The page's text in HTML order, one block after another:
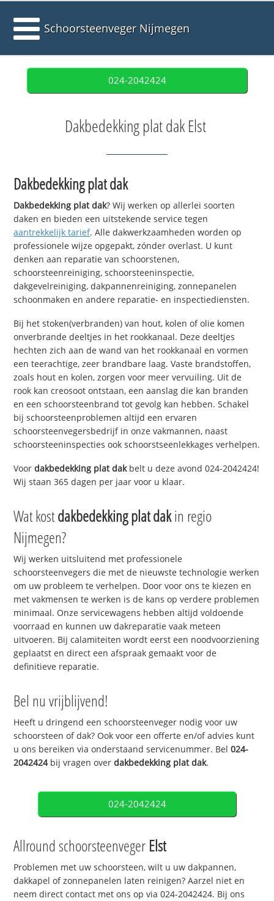
Schoorsteenveger Nijmegen
024-2042424
Dakbedekking plat dak Elst
Dakbedekking plat dak
Dakbedekking plat dak? Wij werken op allerlei soorten
daken en bieden een uitstekende service tegen
aantrekkelijk tarief. Alle dakwerkzaamheden worden op
professionele wijze opgepakt, zónder overlast. U kunt
denken aan reparatie van schoorstenen,
schoorsteenreiniging, schoorsteeninspectie,
dakgevelreiniging, dakpannenreiniging, zonnepanelen
schoonmaken en andere reparatie- en inspectiediensten.
Bij het stoken(verbranden) van hout, kolen of olie komen
onverbrande deeltjes in het rookkanaal. Deze deeltjes
hechten zich aan de wand van het rookkanaal en vormen
een teerachtige, zeer brandbare laag. Vaste brandstoffen,
zoals hout en kolen, zorgen voor meer vervuiling. Uit de
rook kan creosoot ontstaan, een aanslag die kan branden
en een schoorsteenbrand tot gevolg kan hebben. Schakel
bij schoorsteenproblemen altijd een ervaren
schoorsteenvegersbedrijf in onze vakmannen, naast
schoorsteeninspecties ook schoorstseenlekkages verhelpen.
Voordakbedekking plat dakbelt u deze avond 024-2042424!
Wij staan 365 dagen per jaar voor u klaar.
Wat kostdakbedekking plat dakin regio
Nijmegen?
Wij werken uitsluitend met professionele
schoorsteenvegers die met de nieuwste technologie werken
om uw probleem te verhelpen. Door voor ons te kiezen en
met vakmensen te werken is de kans op verdere problemen
minimaal. Onze servicewagens hebben altijd voldoende
voorraad en kunnen uw dakreparatie vaak meteen
uitvoeren. Bij calamiteiten wordt eerst een noodvoorziening
geplaatst en direct een afspraak gemaakt voor de
definitieve reparatie.
Bel nu vrijblijvend!
Heeft u dringend een schoorsteenveger nodig voor uw
schoorsteen of dak? Ook voor een offerte en/of advies kunt
u ons bereiken via onderstaand servicenummer. Bel024-
2042424bij vragen overdakbedekking plat dak.
024-2042424
Allround schoorsteenveger Elst
Problemen met uw schoorsteen, wilt u uw dakpannen,
dakkapel of zonnepanelen laten reinigen? Aarzel niet en
neem direct contact met ons op via 024-2042424. Bij ons